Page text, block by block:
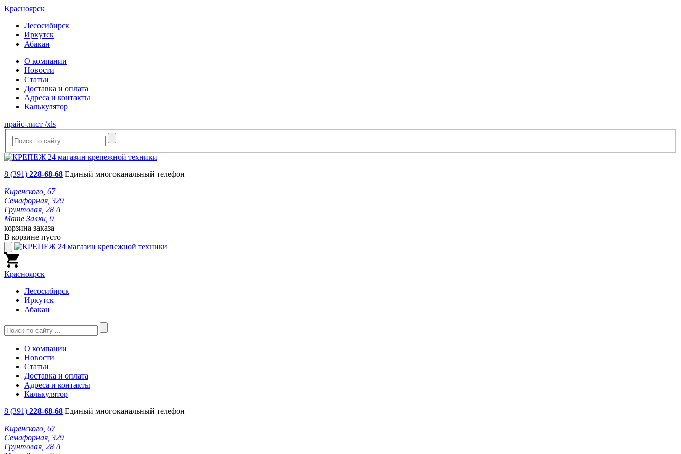
Красноярск
Лесосибирск
Иркутск
Абакан
О компании
Новости
Статьи
Доставка и оплата
Адреса и контакты
Калькулятор
прайс-лист /xls
8 (391) 228-68-68 Единый многоканальный телефон
Киренского, 67
Семафорная, 329
Грунтовая, 28 А
Мате Залки, 9
корзина заказа
В корзине пусто
Красноярск
Лесосибирск
Иркутск
Абакан
О компании
Новости
Статьи
Доставка и оплата
Адреса и контакты
Калькулятор
8 (391) 228-68-68 Единый многоканальный телефон
Киренского, 67
Семафорная, 329
Грунтовая, 28 А